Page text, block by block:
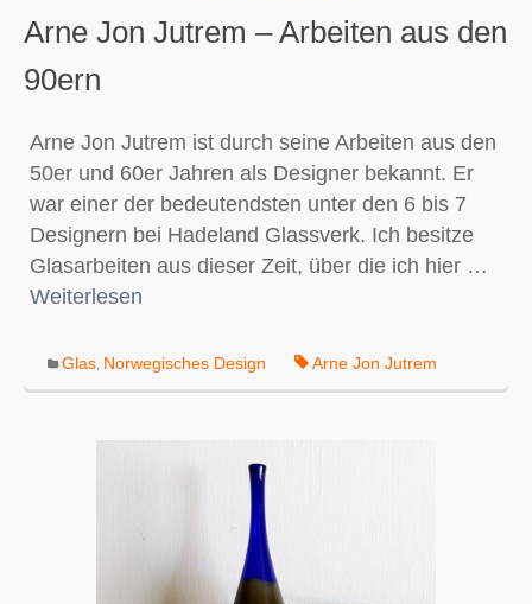
Arne Jon Jutrem – Arbeiten aus den
90ern
Arne Jon Jutrem ist durch seine Arbeiten aus den
50er und 60er Jahren als Designer bekannt. Er
war einer der bedeutendsten unter den 6 bis 7
Designern bei Hadeland Glassverk. Ich besitze
Glasarbeiten aus dieser Zeit, über die ich hier …
Weiterlesen
Glas Norwegisches Design Arne Jon Jutrem